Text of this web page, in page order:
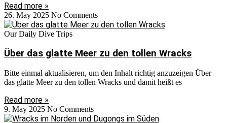
Read more »
26. May 2025 No Comments
Our Daily Dive Trips
Über das glatte Meer zu den tollen Wracks
Bitte einmal aktualisieren, um den Inhalt richtig anzuzeigen Über
das glatte Meer zu den tollen Wracks und damit heißt es
Read more »
9. May 2025 No Comments